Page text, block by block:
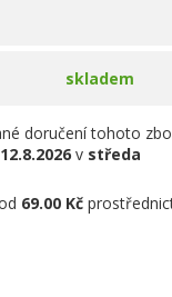
skladem
doručení tohoto
12.8.2026 v středa
69.00 Kč